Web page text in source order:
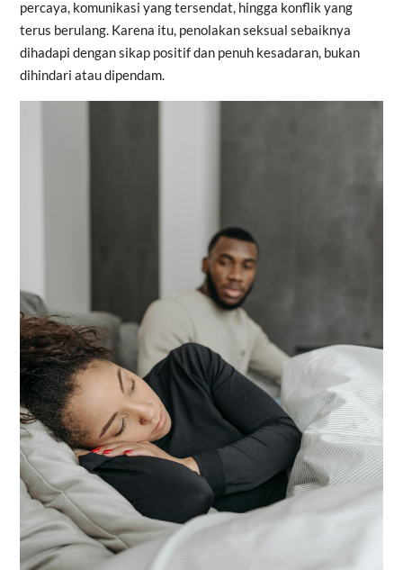
percaya, komunikasi yang tersendat, hingga konflik yang
terus berulang. Karena itu, penolakan seksual sebaiknya
dihadapi dengan sikap positif dan penuh kesadaran, bukan
dihindari atau dipendam.